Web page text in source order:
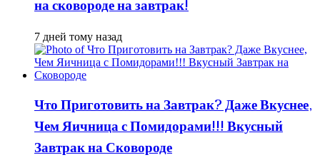
на сковороде на завтрак!
7 дней тому назад
Что Приготовить на Завтрак? Даже Вкуснее,
Чем Яичница с Помидорами!!! Вкусный
Завтрак на Сковороде